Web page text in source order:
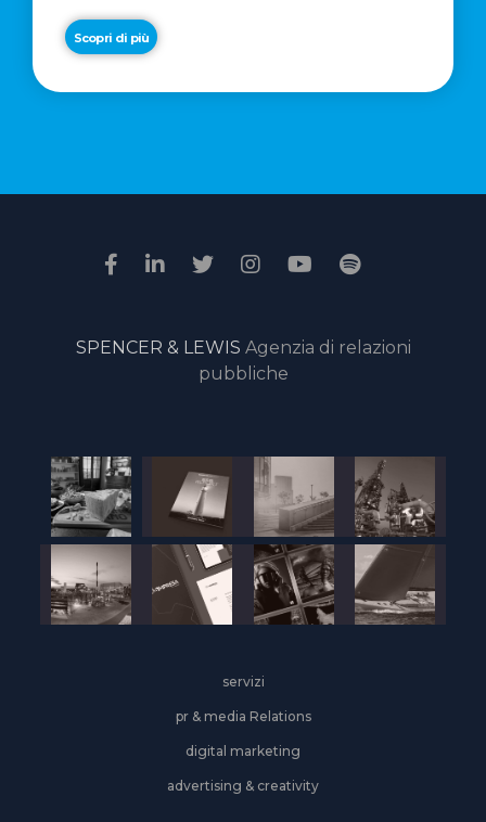
Scopri di più
“Passione
il
della
giuria
online
SPENCER & LEWIS Agenzia di relazioni
pubbliche
servizi
pr & media Relations
digital marketing
advertising & creativity